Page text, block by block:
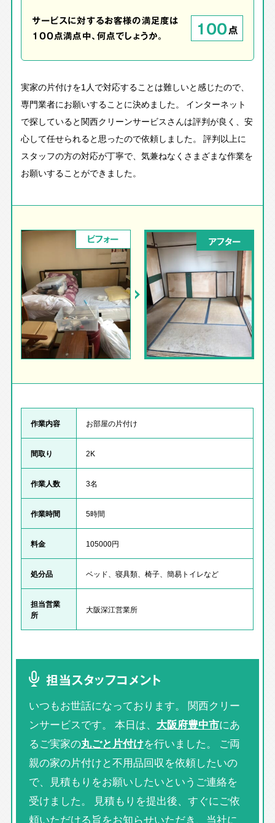
サービスに対するお客様の満足度は
100点満点中、何点でしょうか。
100点
実家の片付けを1人で対応することは難しいと感じたので、
専門業者にお願いすることに決めました。 インターネット
で探していると関西クリーンサービスさんは評判が良く、安
心して任せられると思ったので依頼しました。 評判以上に
スタッフの方の対応が丁寧で、気兼ねなくさまざまな作業を
お願いすることができました。
ビフォー アフター
作業内容 お部屋の片付け
間取り 2K
作業人数 3名
作業時間 5時間
料金 105000円
処分品 ベッド、寝具類、椅子、簡易トイレなど
担当営業
所
大阪深江営業所
担当スタッフコメント
いつもお世話になっております。 関西クリー
ンサービスです。 本日は、 大阪府豊中市にあ
るご実家の丸ごと片付けを行いました。 ご両
親の家の片付けと不用品回収を依頼したいの
で、見積もりをお願いしたいというご連絡を
受けました。 見積もりを提出後、すぐにご依
頼いただける旨をお知らせいただき、当社に